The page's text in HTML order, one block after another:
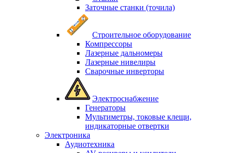
Заточные станки (точила)
Строительное оборудование
Компрессоры
Лазерные дальномеры
Лазерные нивелиры
Сварочные инверторы
Электроснабжение
Генераторы
Мультиметры, токовые клещи,
индикаторные отвертки
Электроника
Аудиотехника